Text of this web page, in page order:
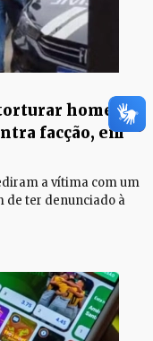
homem
facção, em
a vítima com um
de ter denunciado à